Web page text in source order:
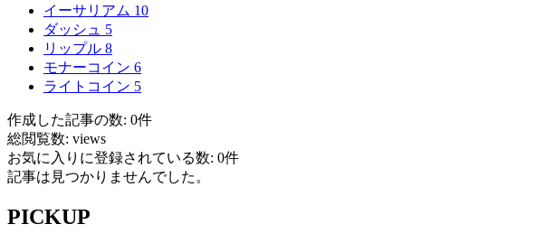
イーサリアム 10
ダッシュ 5
リップル 8
モナーコイン 6
ライトコイン 5
作成した記事の数: 0件
総閲覧数: views
お気に入りに登録されている数: 0件
記事は見つかりませんでした。
PICKUP